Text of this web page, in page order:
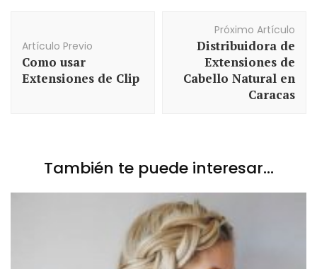
Artículos
Artículo Previo
Como usar
Extensiones de Clip
Próximo Artículo
Distribuidora de
Extensiones de
Cabello Natural en
Caracas
También te puede interesar...